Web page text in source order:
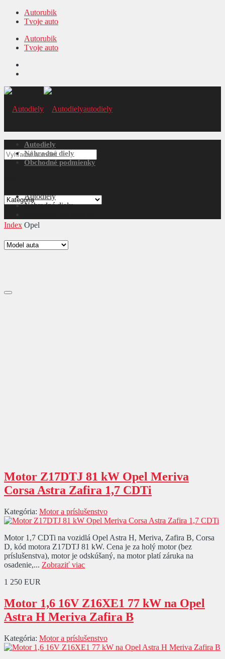
Autorubik
Tvoje auto
Autorubik
Tvoje auto
autodiely
Autodiely
Náhradné diely
Obchodné podmienky
Autodiely
Náhradné diely
Index Opel
Motor Z17DTJ 81 kW Opel Meriva
Corsa Astra Zafira 1,7 CDTi
Kategória: Motor a príslušenstvo
Motor 1,7 CDTi na vozidlá Opel Astra H, Meriva, Zafira B, Corsa
D, kód motora Z17DTJ 81 kW. Cena je za holý motor (bez
príslušenstva), motor je odskúšaný, na motor platí záruka na
osadenie,... Zobraziť viac
1 250 EUR
Motor 1,6 16V Z16XE1 77 kW na Opel
Astra H Meriva Zafira B
Kategória: Motor a príslušenstvo